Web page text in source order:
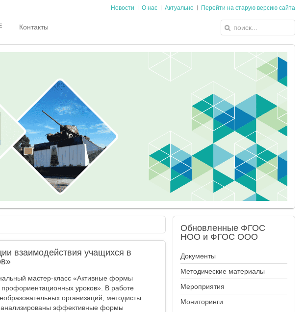
Новости О нас Актуально Перейти на старую версию сайта
Контакты
взаимодействия учащихся в
мастер-класс «Активные формы
уроков». В работе
организаций, методисты
эффективные формы
Обновленные ФГОС
НОО и ФГОС ООО
Документы
Методические материалы
Мероприятия
Мониторинги